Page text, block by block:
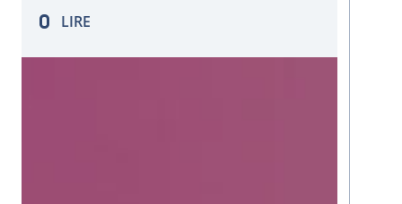
entre les équipes. Voici les bonnes
pratiques à respecter : Automatiser
autant que possible le pipeline…
LIRE